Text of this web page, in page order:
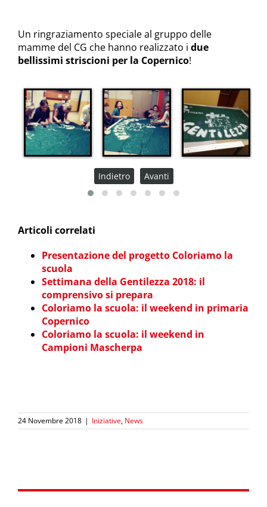
Un ringraziamento speciale al gruppo delle
mamme del CG che hanno realizzato i due
bellissimi striscioni per la Copernico!
Indietro Avanti
Articoli correlati
Presentazione del progetto Coloriamo la
scuola
Settimana della Gentilezza 2018: il
comprensivo si prepara
Coloriamo la scuola: il weekend in primaria
Copernico
Coloriamo la scuola: il weekend in
Campioni Mascherpa
24 Novembre 2018 | Iniziative, News